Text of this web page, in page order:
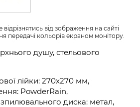
від зображення на сайті
передачі кольорів екраном монітору.
душу, стельового
лійки: 270х270 мм,
PowderRain,
диска: метал,